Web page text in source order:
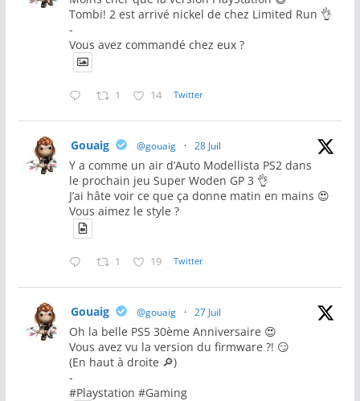
Tombi! 2 est arrivé nickel de chez Limited Run 👌
-
Vous avez commandé chez eux ?
1 14 Twitter
Gouaig @gouaig · 28 Juil
Y a comme un air d’Auto Modellista PS2 dans
le prochain jeu Super Woden GP 3 👌
J’ai hâte voir ce que ça donne matin en mains 😍
Vous aimez le style ?
1 19 Twitter
Gouaig @gouaig · 27 Juil
Oh la belle PS5 30ème Anniversaire 😍
Vous avez vu la version du firmware ?! 😏
(En haut à droite 🔎)
-
#Playstation #Gaming